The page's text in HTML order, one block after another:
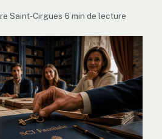
Saint-Cirgues·6 min de lecture